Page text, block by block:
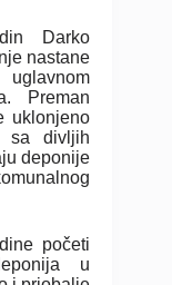
Darko
nastane
Preman
uklonjeno
sa divljih
deponije
početi
u